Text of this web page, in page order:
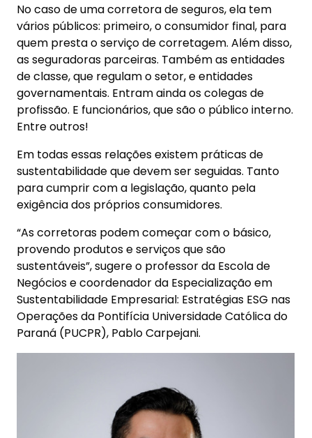
No caso de uma corretora de seguros, ela tem
vários públicos: primeiro, o consumidor final, para
quem presta o serviço de corretagem. Além disso,
as seguradoras parceiras. Também as entidades
de classe, que regulam o setor, e entidades
governamentais. Entram ainda os colegas de
profissão. E funcionários, que são o público interno.
Entre outros!
Em todas essas relações existem práticas de
sustentabilidade que devem ser seguidas. Tanto
para cumprir com a legislação, quanto pela
exigência dos próprios consumidores.
“As corretoras podem começar com o básico,
provendo produtos e serviços que são
sustentáveis”, sugere o professor da Escola de
Negócios e coordenador da Especialização em
Sustentabilidade Empresarial: Estratégias ESG nas
Operações da Pontifícia Universidade Católica do
Paraná (PUCPR), Pablo Carpejani.